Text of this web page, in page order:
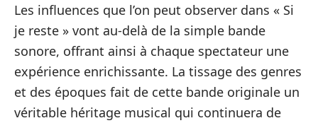
Les influences que l’on peut observer dans « Si
je reste » vont au-delà de la simple bande
sonore, offrant ainsi à chaque spectateur une
expérience enrichissante. La tissage des genres
et des époques fait de cette bande originale un
véritable héritage musical qui continuera de